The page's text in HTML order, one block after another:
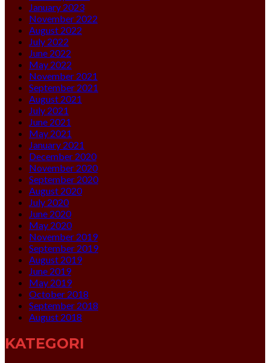
January 2023
November 2022
August 2022
July 2022
June 2022
May 2022
November 2021
September 2021
August 2021
July 2021
June 2021
May 2021
January 2021
December 2020
November 2020
September 2020
August 2020
July 2020
June 2020
May 2020
November 2019
September 2019
August 2019
June 2019
May 2019
October 2018
September 2018
August 2018
KATEGORI